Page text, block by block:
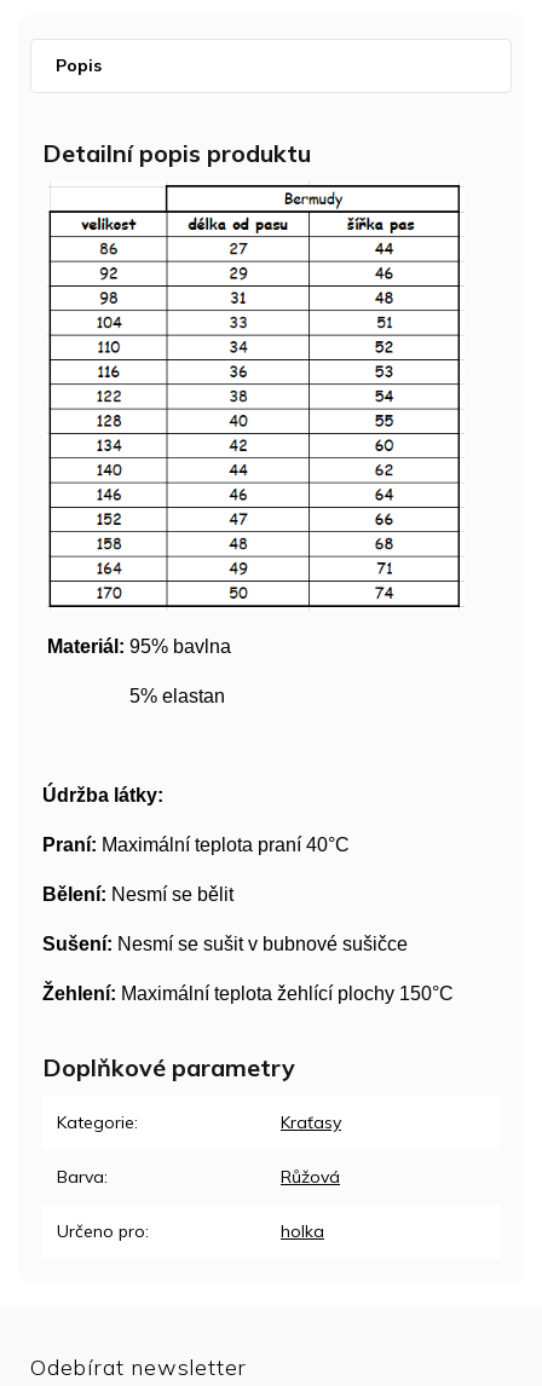
Popis
Detailní popis produktu
Materiál: 95% bavlna
5% elastan
Údržba látky:
Praní: Maximální teplota praní 40°C
Bělení: Nesmí se bělit
Sušení: Nesmí se sušit v bubnové sušičce
Žehlení: Maximální teplota žehlící plochy 150°C
Doplňkové parametry
Kategorie: Kraťasy
Barva: Růžová
Určeno pro: holka
Odebírat newsletter